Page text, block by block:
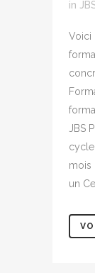
in
Voici
JBS
mois
un